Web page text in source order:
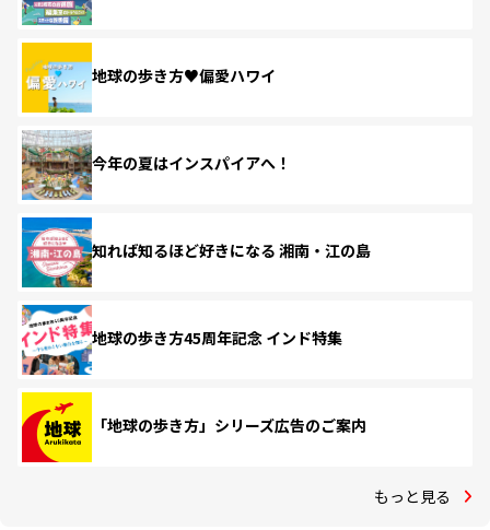
地球の歩き方♥偏愛ハワイ
今年の夏はインスパイアへ！
知れば知るほど好きになる 湘南・江の島
地球の歩き方45周年記念 インド特集
「地球の歩き方」シリーズ広告のご案内
もっと見る